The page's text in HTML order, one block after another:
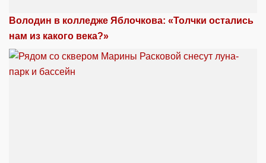
Володин в колледже Яблочкова: «Толчки остались
нам из какого века?»